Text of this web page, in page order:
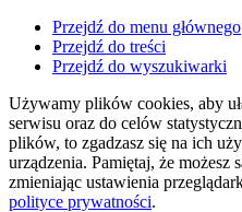
Przejdź do menu głównego
Przejdź do treści
Przejdź do wyszukiwarki
Używamy plików cookies, aby
serwisu oraz do celów
plików, to zgadzasz się na ich
urządzenia. Pamiętaj, że możesz
zmieniając ustawienia
polityce prywatności.